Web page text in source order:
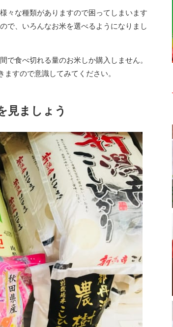
々な種類がありますので困ってしまいます
で、いろんなお米を選べるようになりまし
で食べ切れる量のお米しか購入しません。
すので意識してみてください。
見ましょう